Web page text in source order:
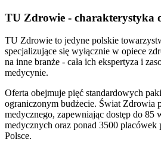
TU Zdrowie - charakterystyka
TU Zdrowie to jedyne polskie
specjalizujące się wyłącznie w opiece
na inne branże - cała ich ekspertyza i
medycynie.
Oferta obejmuje pięć standardowych
ograniczonym budżecie. Świat Zdrowia
medycznego, zapewniając dostęp do 85
medycznych oraz ponad 3500 placówek
Polsce.